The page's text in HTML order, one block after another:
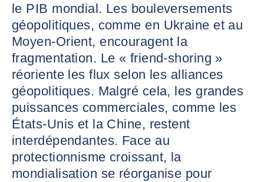
le PIB mondial. Les bouleversements
géopolitiques, comme en Ukraine et au
Moyen-Orient, encouragent la
fragmentation. Le « friend-shoring »
réoriente les flux selon les alliances
géopolitiques. Malgré cela, les grandes
puissances commerciales, comme les
États-Unis et la Chine, restent
interdépendantes. Face au
protectionnisme croissant, la
mondialisation se réorganise pour